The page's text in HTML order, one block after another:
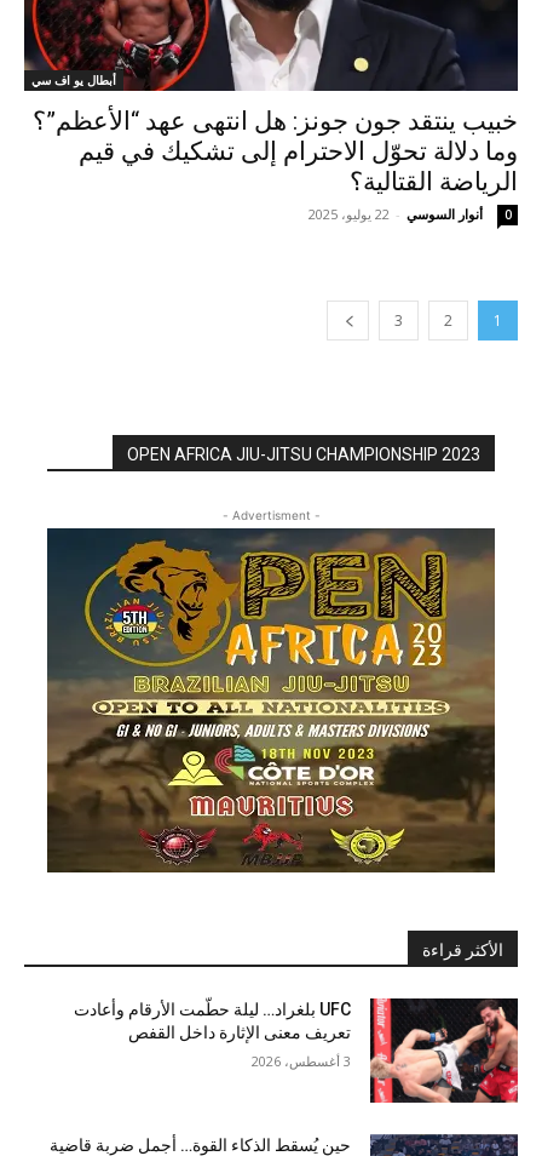
أبطال يو اف سي
خبيب ينتقد جون جونز: هل انتهى عهد “الأعظم”؟
وما دلالة تحوّل الاحترام إلى تشكيك في قيم
الرياضة القتالية؟
أنوار السوسي - 22 يوليو، 2025 0
1
2
3
OPEN AFRICA JIU-JITSU CHAMPIONSHIP 2023
- Advertisment -
الأكثر قراءة
UFC بلغراد… ليلة حطّمت الأرقام وأعادت
تعريف معنى الإثارة داخل القفص
3 أغسطس، 2026
حين يُسقط الذكاء القوة… أجمل ضربة قاضية